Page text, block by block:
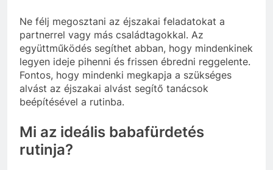
Ne félj megosztani az éjszakai feladatokat a
partnerrel vagy más családtagokkal. Az
együttműködés segíthet abban, hogy mindenkinek
legyen ideje pihenni és frissen ébredni reggelente.
Fontos, hogy mindenki megkapja a szükséges
alvást az éjszakai alvást segítő tanácsok
beépítésével a rutinba.
Mi az ideális babafürdetés
rutinja?